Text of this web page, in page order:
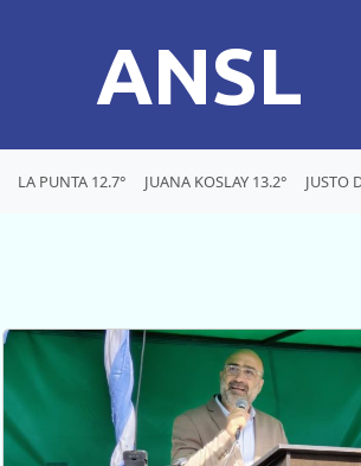
ANSL
LA PUNTA 12.7° JUANA KOSLAY 13.2° JUSTO